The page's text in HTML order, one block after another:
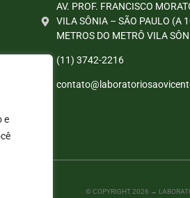
e
AV. PROF. FRANCISCO
VILA SÔNIA – SÃO PAULO (A
METROS DO METRÔ VILA
(11) 3742-2216
© COPYRIGHT2026 →